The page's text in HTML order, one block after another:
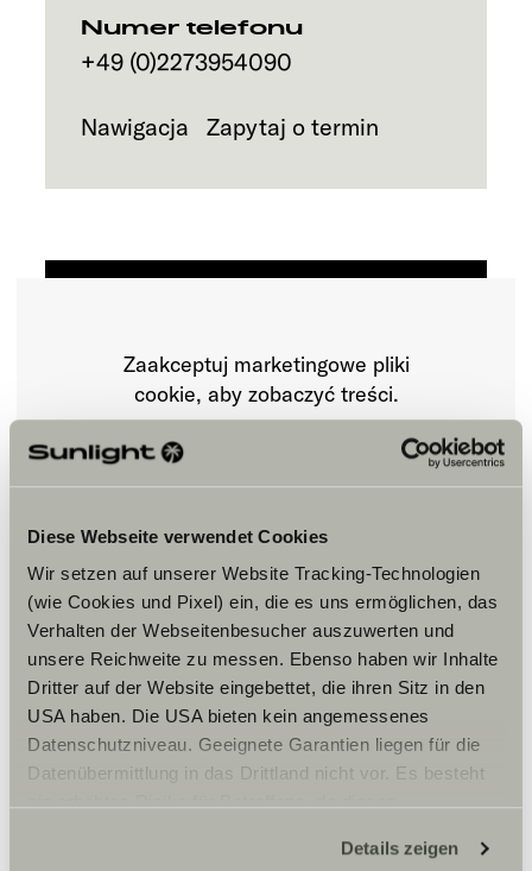
Diese Webseite verwendet Cookies
Wir setzen auf unserer Website Tracking-Technologien
(wie Cookies und Pixel) ein, die es uns ermöglichen, das
Verhalten der Webseitenbesucher auszuwerten und
unsere Reichweite zu messen. Ebenso haben wir Inhalte
Dritter auf der Website eingebettet, die ihren Sitz in den
USA haben. Die USA bieten kein angemessenes
Datenschutzniveau. Geeignete Garantien liegen für die
Datenübermittlung in das Drittland nicht vor. Es besteht
zustehen. Eingesetzte Dienstleister können Daten für
Details zeigen
Numer telefonu
+49 (0)2273954090
Nawigacja Zapytaj o termin
Godziny otwarcia
FAHRZEUGVERKAUF/ZUBEHÖRSHOP
Montag – Freitag:
Zaakceptuj marketingowe pliki
cookie, aby zobaczyć treści.
Ustawienia plików cookie